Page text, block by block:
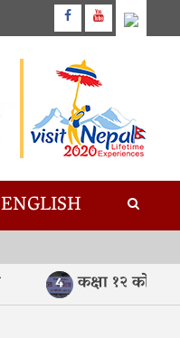
Facebook
Youtube
ENGLISH
कक्षा १२ को मौका